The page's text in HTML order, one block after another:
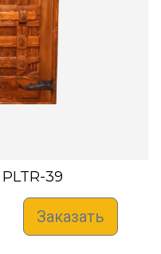
PLTR-39
Заказать